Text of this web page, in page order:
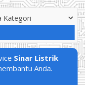
Sinar Listrik
Anda.